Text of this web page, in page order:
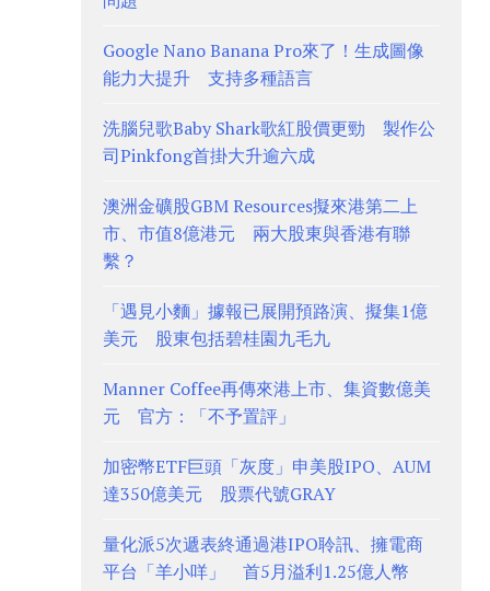
Google Nano Banana Pro來了！生成圖像
能力大提升 支持多種語言
洗腦兒歌Baby Shark歌紅股價更勁 製作公
司Pinkfong首掛大升逾六成
澳洲金礦股GBM Resources擬來港第二上
市、市值8億港元 兩大股東與香港有聯
繫？
「遇見小麵」據報已展開預路演、擬集1億
美元 股東包括碧桂園九毛九
Manner Coffee再傳來港上市、集資數億美
元 官方：「不予置評」
加密幣ETF巨頭「灰度」申美股IPO、AUM
達350億美元 股票代號GRAY
量化派5次遞表終通過港IPO聆訊、擁電商
平台「羊小咩」 首5月溢利1.25億人幣